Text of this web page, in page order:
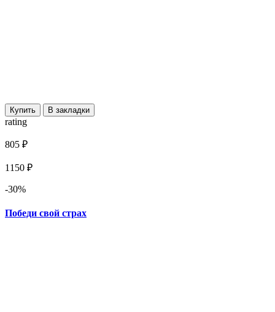
Купить В закладки
rating
805 ₽
1150 ₽
-30%
Победи свой страх